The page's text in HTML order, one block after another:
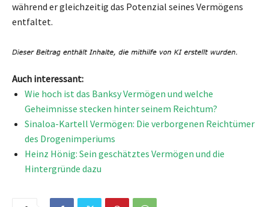
während er gleichzeitig das Potenzial seines Vermögens
entfaltet.
Auch interessant:
Wie hoch ist das Banksy Vermögen und welche
Geheimnisse stecken hinter seinem Reichtum?
Sinaloa-Kartell Vermögen: Die verborgenen Reichtümer
des Drogenimperiums
Heinz Hönig: Sein geschätztes Vermögen und die
Hintergründe dazu